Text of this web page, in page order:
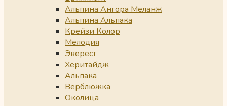
Альпина Ангора Меланж
Альпина Альпака
Крейзи Колор
Мелодия
Эверест
Херитайдж
Альпака
Верблюжка
Околица